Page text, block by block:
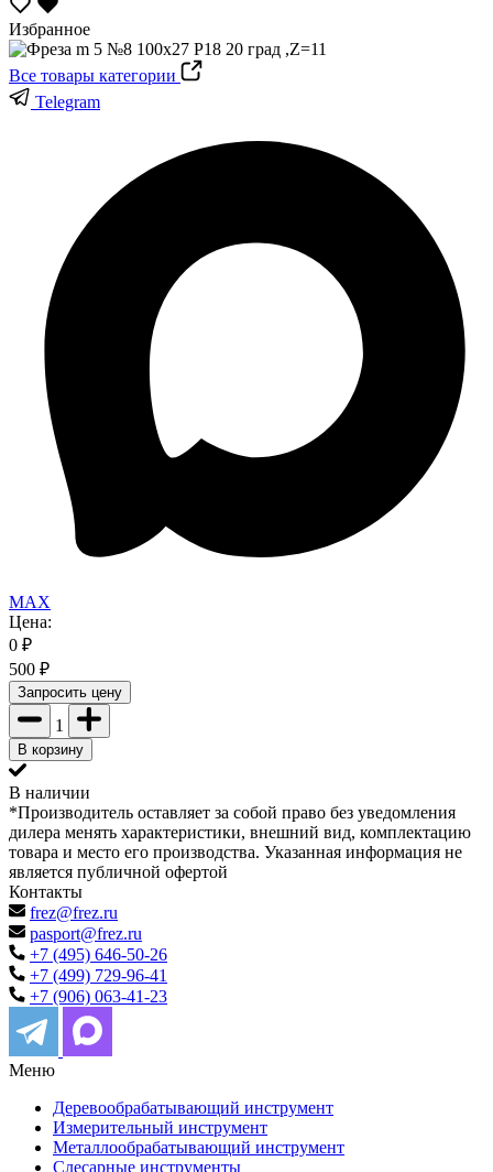
Избранное
Все товары категории
Telegram
MAX
Цена:
0 ₽
500 ₽
Запросить цену
1
В корзину
В наличии
*Производитель оставляет за собой право без уведомления
дилера менять характеристики, внешний вид, комплектацию
товара и место его производства. Указанная информация не
является публичной офертой
Контакты
frez@frez.ru
pasport@frez.ru
+7 (495) 646-50-26
+7 (499) 729-96-41
+7 (906) 063-41-23
Меню
Деревообрабатывающий инструмент
Измерительный инструмент
Металлообрабатывающий инструмент
Слесарные инструменты